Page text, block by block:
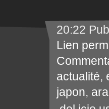
20:22
Lien
actualité,
japon,